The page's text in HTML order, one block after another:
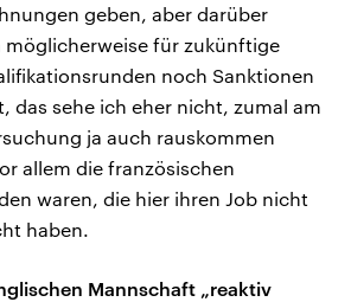
geben, aber darüber
möglicherweise für zukünftige
noch Sanktionen
das sehe ich eher nicht, zumal am
ja auch rauskommen
allem die französischen
waren, die hier ihren Job nicht
haben.
Mannschaft „reaktiv